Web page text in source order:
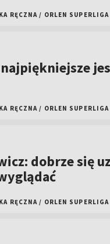
RĘCZNA / ORLEN
RĘCZNA / ORLEN
dobrze się
RĘCZNA / ORLEN